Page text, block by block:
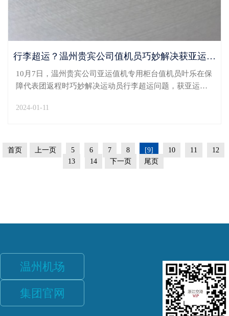
行李超运？温州贵宾公司值机员巧妙解决获亚运健儿点赞
10月7日，温州贵宾公司亚运值机专用柜台值机员叶乐在保
障代表团返程时巧妙解决运动员行李超运问题，获亚运健
团办理乘机手续。代表团共有33名运动员，每人均托运一
2024-01-11
首页 上一页 5 6 7 8 [9] 10 11
12
13
14 下一页 尾页
温州机场
集团官网